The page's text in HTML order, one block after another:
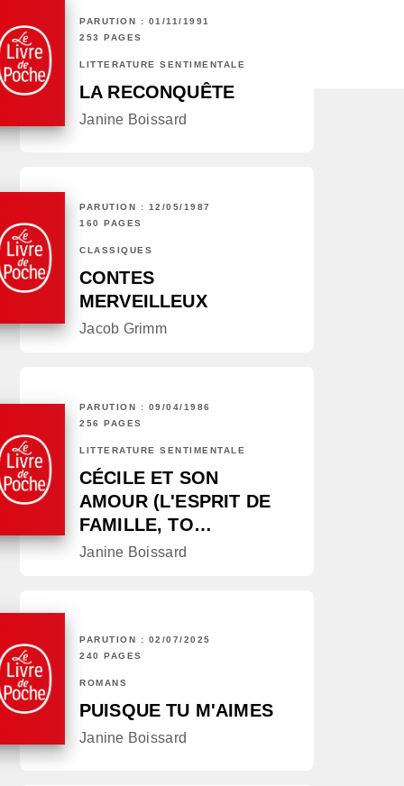
PARUTION : 01/11/1991
253 PAGES
LITTÉRATURE SENTIMENTALE
LA RECONQUÊTE
Janine Boissard
PARUTION : 12/05/1987
160 PAGES
CLASSIQUES
CONTES
MERVEILLEUX
Jacob Grimm
PARUTION : 09/04/1986
256 PAGES
LITTÉRATURE SENTIMENTALE
CÉCILE ET SON
AMOUR (L'ESPRIT DE
FAMILLE, TO…
Janine Boissard
PARUTION : 02/07/2025
240 PAGES
ROMANS
PUISQUE TU M'AIMES
Janine Boissard